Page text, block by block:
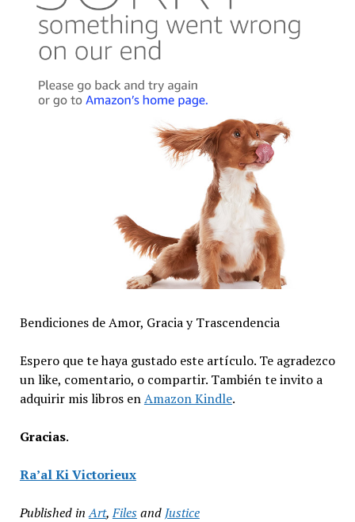
Bendiciones de Amor, Gracia y Trascendencia
Espero que te haya gustado este artículo. Te agradezco
un like, comentario, o compartir. También te invito a
adquirir mis libros enAmazon Kindle.
Gracias.
Ra’al Ki Victorieux
Published in Art,Filesand Justice